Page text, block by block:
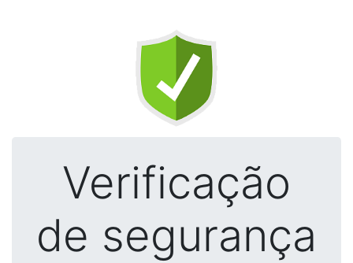
Verificação
de segurança